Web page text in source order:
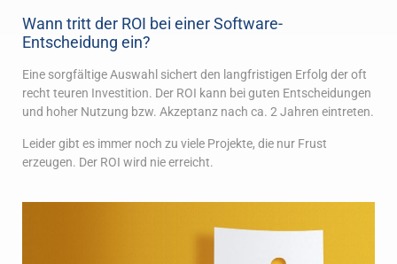
Wann tritt der ROI bei einer Software-
Entscheidung ein?
Eine sorgfältige Auswahl sichert den langfristigen Erfolg der oft
recht teuren Investition. Der ROI kann bei guten Entscheidungen
und hoher Nutzung bzw. Akzeptanz nach ca. 2 Jahren eintreten.
Leider gibt es immer noch zu viele Projekte, die nur Frust
erzeugen. Der ROI wird nie erreicht.